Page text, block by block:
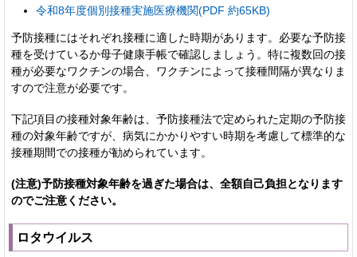
令和8年度個別接種実施医療機関(PDF 約65KB)
予防接種にはそれぞれ接種に適した時期があります。必要な予防接
種を受けているか母子健康手帳で確認しましょう。特に複数回の接
種が必要なワクチンの場合、ワクチンによって接種間隔が異なりま
すので注意が必要です。
下記項目の接種対象年齢は、予防接種法で定められた定期の予防接
種の対象年齢ですが、病気にかかりやすい時期を考慮して標準的な
接種期間での接種が勧められています。
(注意)予防接種対象年齢を過ぎた場合は、全額自己負担となります
のでご注意ください。
ロタウイルス